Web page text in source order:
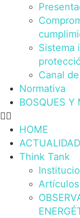
Sistema
Canal
Normativa
BOSQUES Y
HOME
ACTUALIDAD
Think Tank
Artículos